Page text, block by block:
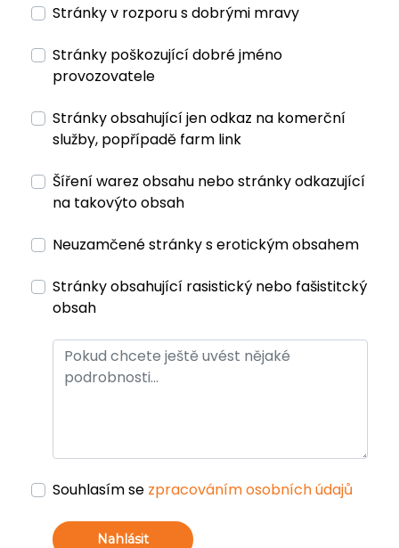
Stránky v rozporu s dobrými mravy
Stránky poškozující dobré jméno
provozovatele
Stránky obsahující jen odkaz na komerční
služby, popřípadě farm link
Šíření warez obsahu nebo stránky odkazující
na takovýto obsah
Neuzamčené stránky s erotickým obsahem
Stránky obsahující rasistický nebo fašistitcký
obsah
Souhlasím se zpracováním osobních údajů
Nahlásit